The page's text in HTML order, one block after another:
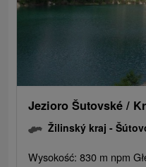
Jezioro Šutovské /
Žilinský kraj -
Wysokość: 830 m npm